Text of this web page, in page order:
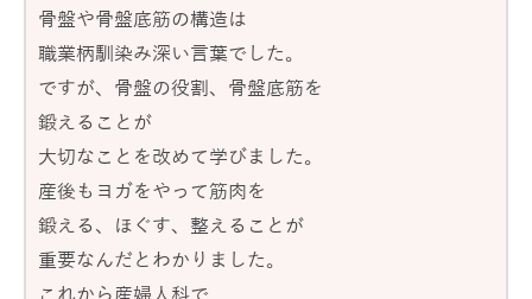
骨盤や骨盤底筋の構造は
職業柄馴染み深い言葉でした。
ですが、骨盤の役割、骨盤底筋を
鍛えることが
大切なことを改めて学びました。
産後もヨガをやって筋肉を
鍛える、ほぐす、整えることが
重要なんだとわかりました。
これから産婦人科で